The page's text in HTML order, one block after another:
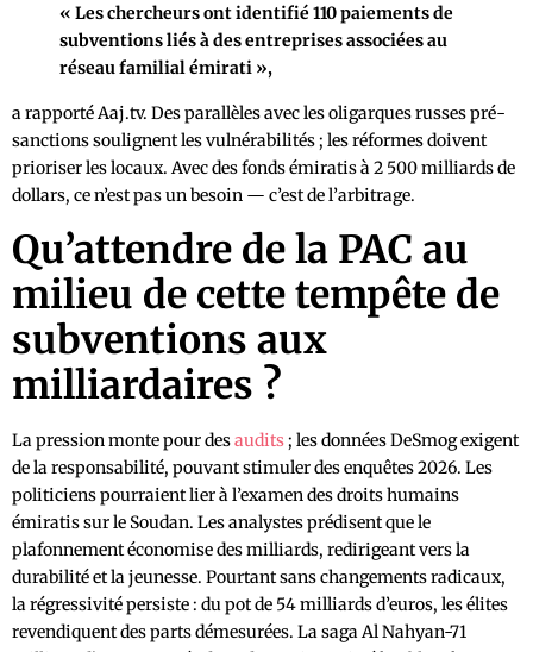
« Les chercheurs ont identifié 110 paiements de
subventions liés à des entreprises associées au
réseau familial émirati »,
a rapporté Aaj.tv. Des parallèles avec les oligarques russes pré-
sanctions soulignent les vulnérabilités ; les réformes doivent
prioriser les locaux. Avec des fonds émiratis à 2 500 milliards de
dollars, ce n’est pas un besoin — c’est de l’arbitrage.
Qu’attendre de la PAC au
milieu de cette tempête de
subventions aux
milliardaires ?
La pression monte pour desaudits; les données DeSmog exigent
de la responsabilité, pouvant stimuler des enquêtes 2026. Les
politiciens pourraient lier à l’examen des droits humains
émiratis sur le Soudan. Les analystes prédisent que le
plafonnement économise des milliards, redirigeant vers la
durabilité et la jeunesse. Pourtant sans changements radicaux,
la régressivité persiste : du pot de 54 milliards d’euros, les élites
revendiquent des parts démesurées. La saga Al Nahyan-71